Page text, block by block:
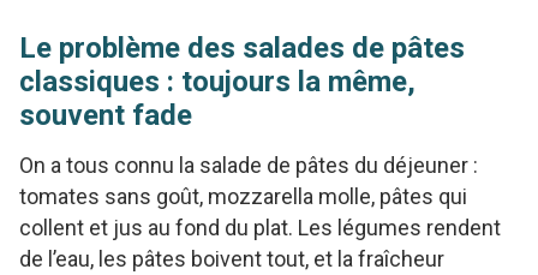
Le problème des salades de pâtes
classiques : toujours la même,
souvent fade
On a tous connu la salade de pâtes du déjeuner :
tomates sans goût, mozzarella molle, pâtes qui
collent et jus au fond du plat. Les légumes rendent
de l’eau, les pâtes boivent tout, et la fraîcheur